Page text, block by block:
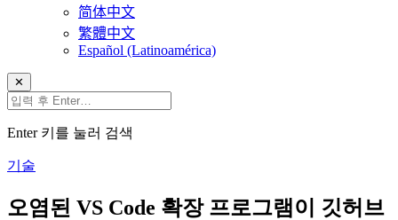
简体中文
繁體中文
Español (Latinoamérica)
✕
Enter 키를 눌러 검색
기술
오염된 VS Code 확장 프로그램이 깃허브